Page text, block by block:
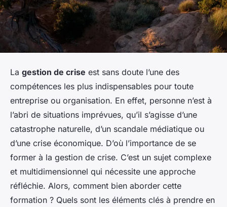
La gestion de crise est sans doute l’une des
compétences les plus indispensables pour toute
entreprise ou organisation. En effet, personne n’est à
l’abri de situations imprévues, qu’il s’agisse d’une
catastrophe naturelle, d’un scandale médiatique ou
d’une crise économique. D’où l’importance de se
former à la gestion de crise. C’est un sujet complexe
et multidimensionnel qui nécessite une approche
réfléchie. Alors, comment bien aborder cette
formation ? Quels sont les éléments clés à prendre en